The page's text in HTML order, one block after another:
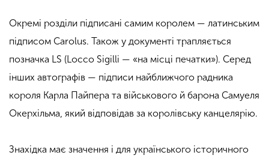
Окремі розділи підписані самим королем — латинським
підписом Carolus. Також у документі трапляється
позначка LS (Locco Sigilli — «на місці печатки»). Серед
інших автографів — підписи найближчого радника
короля Карла Пайпера та військового й барона Самуеля
Окерхільма, який відповідав за королівську канцелярію.
Знахідка має значення і для українського історичного